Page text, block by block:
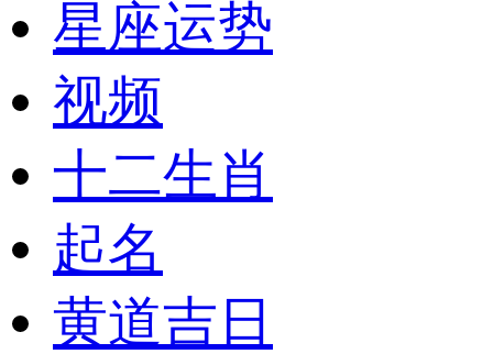
星座运势
视频
十二生肖
起名
黄道吉日